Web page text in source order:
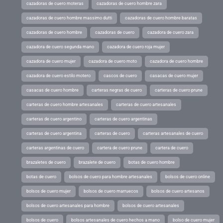
cazadoras de cuero moteras cazadoras de cuero hombre zara
cazadoras de cuero hombre massimo dutti cazadoras de cuero hombre baratas
cazadoras de cuero hombre cazadoras de cuero cazadora de cuero zara
cazadora de cuero segunda mano cazadora de cuero roja mujer
cazadora de cuero mujer cazadora de cuero moto cazadora de cuero hombre
cazadora de cuero estilo motero cascos de cuero casacas de cuero mujer
casacas de cuero hombre carteras negras de cuero carteras de cuero prune
carteras de cuero hombre artesanales carteras de cuero artesanales
carteras de cuero argentino carteras de cuero argentinas
carteras de cuero argentina carteras de cuero carteras artesanales de cuero
carteras argentinas de cuero cartera de cuero prune cartera de cuero
brazaletes de cuero brazalete de cuero botas de cuero hombre
botas de cuero bolsos de cuero para hombre artesanales bolsos de cuero online
bolsos de cuero mujer bolsos de cuero marruecos bolsos de cuero artesanos
bolsos de cuero artesanales para hombre bolsos de cuero artesanales
bolsos de cuero bolsos artesanales de cuero hechos a mano bolso de cuero mujer